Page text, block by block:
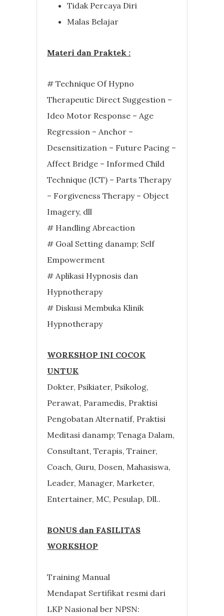
Tidak Percaya Diri
Malas Belajar
Materi dan Praktek :
# Technique Of Hypno
Therapeutic Direct Suggestion –
Ideo Motor Response – Age
Regression – Anchor –
Desensitization – Future Pacing –
Affect Bridge – Informed Child
Technique (ICT) – Parts Therapy
– Forgiveness Therapy – Object
Imagery, dll
# Handling Abreaction
# Goal Setting danamp; Self
Empowerment
# Aplikasi Hypnosis dan
Hypnotherapy
# Diskusi Membuka Klinik
Hypnotherapy
WORKSHOP INI COCOK
UNTUK
Dokter, Psikiater, Psikolog,
Perawat, Paramedis, Praktisi
Pengobatan Alternatif, Praktisi
Meditasi danamp; Tenaga Dalam,
Consultant, Terapis, Trainer,
Coach, Guru, Dosen, Mahasiswa,
Leader, Manager, Marketer,
Entertainer, MC, Pesulap, Dll..
BONUS dan FASILITAS
WORKSHOP
Training Manual
Mendapat Sertifikat resmi dari
LKP Nasional ber NPSN: